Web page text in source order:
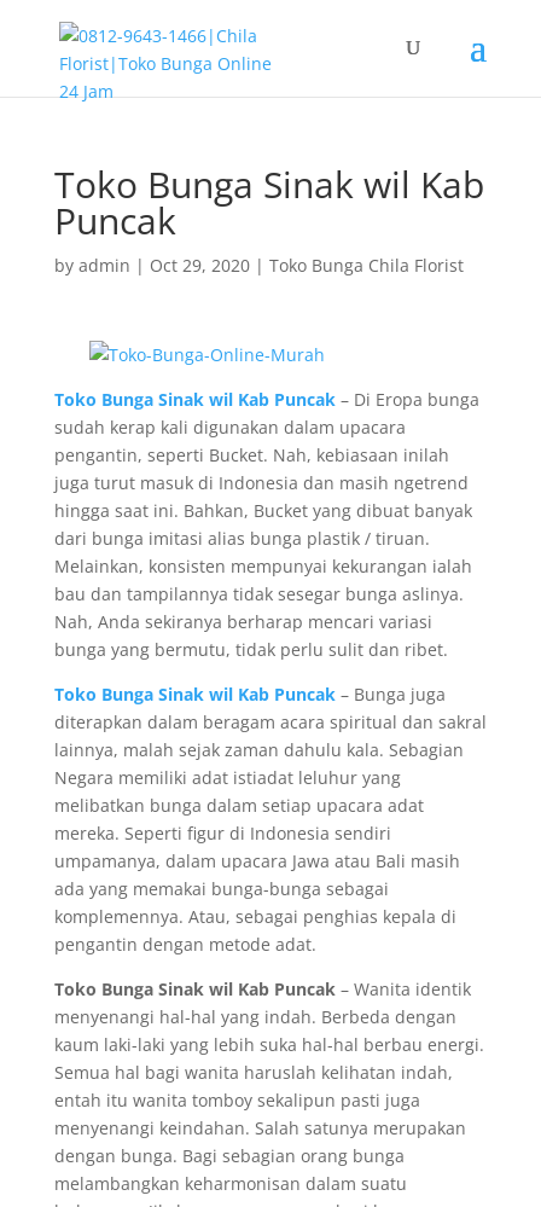
Toko Bunga Sinak wil Kab
Puncak
by admin | Oct 29, 2020| Toko Bunga Chila Florist
Toko Bunga Sinak wil Kab Puncak– Di Eropa bunga
sudah kerap kali digunakan dalam upacara
pengantin, seperti Bucket. Nah, kebiasaan inilah
juga turut masuk di Indonesia dan masih ngetrend
hingga saat ini. Bahkan, Bucket yang dibuat banyak
dari bunga imitasi alias bunga plastik / tiruan.
Melainkan, konsisten mempunyai kekurangan ialah
bau dan tampilannya tidak sesegar bunga aslinya.
Nah, Anda sekiranya berharap mencari variasi
bunga yang bermutu, tidak perlu sulit dan ribet.
Toko Bunga Sinak wil Kab Puncak– Bunga juga
diterapkan dalam beragam acara spiritual dan sakral
lainnya, malah sejak zaman dahulu kala. Sebagian
Negara memiliki adat istiadat leluhur yang
melibatkan bunga dalam setiap upacara adat
mereka. Seperti figur di Indonesia sendiri
umpamanya, dalam upacara Jawa atau Bali masih
ada yang memakai bunga-bunga sebagai
komplemennya. Atau, sebagai penghias kepala di
pengantin dengan metode adat.
Toko Bunga Sinak wil Kab Puncak– Wanita identik
menyenangi hal-hal yang indah. Berbeda dengan
kaum laki-laki yang lebih suka hal-hal berbau energi.
Semua hal bagi wanita haruslah kelihatan indah,
entah itu wanita tomboy sekalipun pasti juga
menyenangi keindahan. Salah satunya merupakan
dengan bunga. Bagi sebagian orang bunga
melambangkan keharmonisan dalam suatu